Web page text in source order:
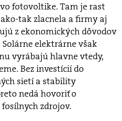
fotovoltike. Tam je rast
tak zlacnela a firmy aj
z ekonomických dôvodov
elektrárne však
vyrábajú hlavne vtedy,
Bez investícií do
sietí a stability
nedá hovoriť o
zdrojov.